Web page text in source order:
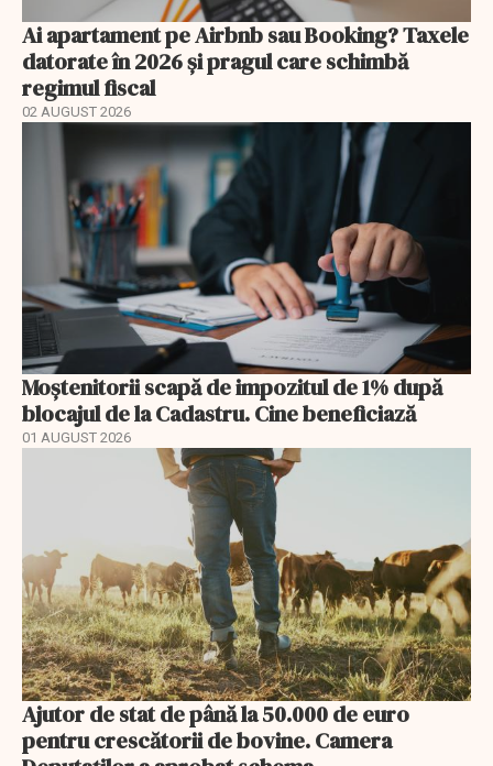
Ai apartament pe Airbnb sau Booking? Taxele
datorate în 2026 și pragul care schimbă
regimul fiscal
02 AUGUST 2026
Moștenitorii scapă de impozitul de 1% după
blocajul de la Cadastru. Cine beneficiază
01 AUGUST 2026
Ajutor de stat de până la 50.000 de euro
pentru crescătorii de bovine. Camera